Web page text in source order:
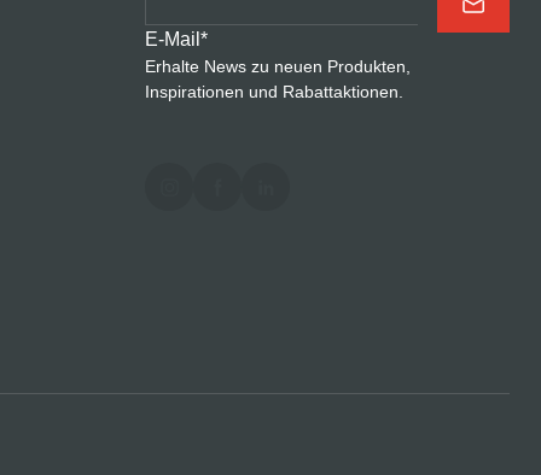
E-Mail*
Erhalte News zu neuen Produkten,
Inspirationen und Rabattaktionen.